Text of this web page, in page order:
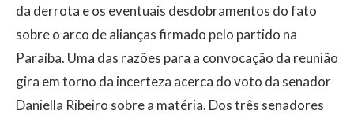
da derrota e os eventuais desdobramentos do fato
sobre o arco de alianças firmado pelo partido na
Paraíba. Uma das razões para a convocação da reunião
gira em torno da incerteza acerca do voto da senador
Daniella Ribeiro sobre a matéria. Dos três senadores